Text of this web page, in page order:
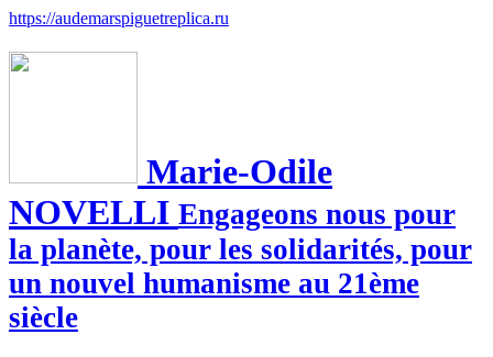
https://audemarspiguetreplica.ru
Marie-Odile
NOVELLI Engageons nous pour
la planète, pour les solidarités, pour
un nouvel humanisme au 21ème
siècle